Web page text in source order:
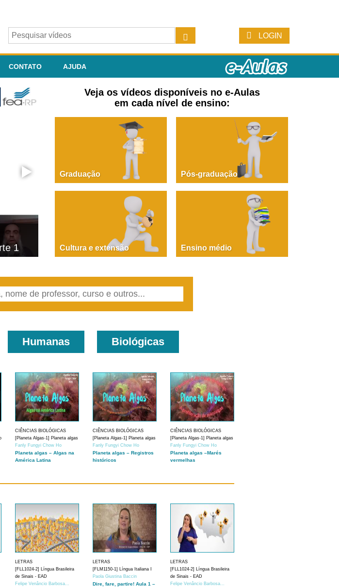
LOGIN
CONTATO AJUDA
1
PAOLA GIUSTINA BACCIN
Dire, fare, partire! Aula 1 – parte 1
Veja os vídeos disponíveis no e-Aulas
em cada nível de ensino:
Graduação Pós-graduação
Cultura e extensão Ensino médio
Humanas Biológicas
CIÊNCIAS BIOLÓGICAS
[Planeta Algas-1] Planeta algas
Fanly Fungyi Chow Ho
Planeta algas – Algas na
América Latina
CIÊNCIAS BIOLÓGICAS
[Planeta Algas-1] Planeta algas
Fanly Fungyi Chow Ho
Planeta algas – Registros
históricos
CIÊNCIAS BIOLÓGICAS
[Planeta Algas-1] Planeta algas
Fanly Fungyi Chow Ho
Planeta algas –Marés
vermelhas
LETRAS
[FLL1024-2] Língua Brasileira
de Sinais - EAD
Felipe Venâncio Barbosa...
LETRAS
[FLM1150-1] Língua Italiana I
Paola Giustina Baccin
Dire, fare, partire! Aula 1 –
LETRAS
[FLL1024-2] Língua Brasileira
de Sinais - EAD
Felipe Venâncio Barbosa...